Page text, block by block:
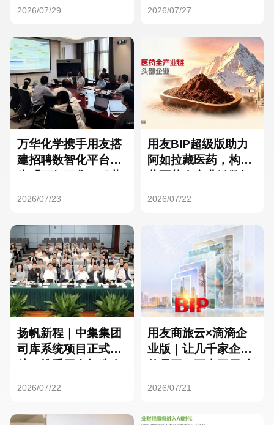
2026/07/29 2026/07/27
万华化学携手用友搭
建招聘数智化平台，
2026/07/23
用友BIP超级版助力
阿如拉藏医药，构建
2026/07/22
扬帆新程｜中集集团
司库系统项目正式启
2026/07/22
用友商旅云×滴滴企
业版｜让几千家企业
2026/07/21